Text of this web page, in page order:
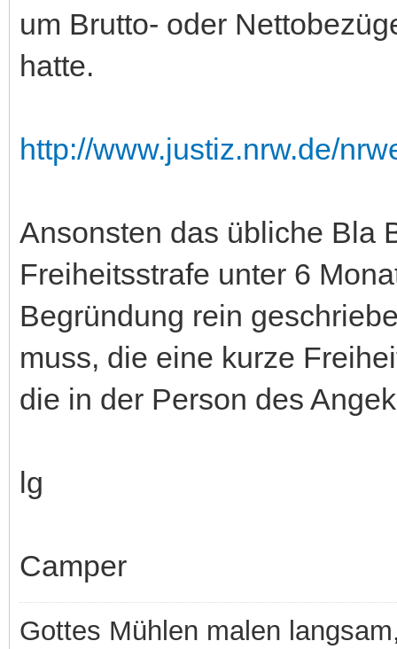
um Brutto- oder
hatte.
http://www.justiz.nrw.de/
Ansonsten das übliche Bla
Freiheitsstrafe unter 6
Begründung rein
muss, die eine kurze
die in der Person des
lg
Camper
Gottes Mühlen malen